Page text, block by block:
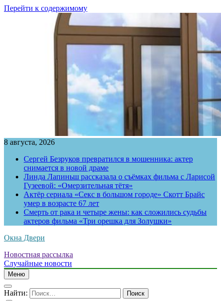
Перейти к содержимому
8 августа, 2026
Сергей Безруков превратился в мошенника: актер
снимается в новой драме
Линда Лапиньш рассказала о съёмках фильма с Ларисой
Гузеевой: «Омерзительная тётя»
Актёр сериала «Секс в большом городе» Скотт Брайс
умер в возрасте 67 лет
Смерть от рака и четыре жены: как сложились судьбы
актеров фильма «Три орешка для Золушки»
Окна Двери
Новостная рассылка
Случайные новости
Меню
Найти: